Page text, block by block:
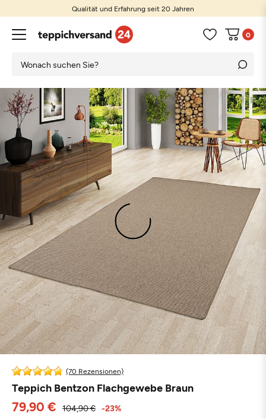
Qualität und Erfahrung seit 20 Jahren
0
(70 Rezensionen)
Teppich Bentzon Flachgewebe Braun
79,90 € 104,90 € -23%